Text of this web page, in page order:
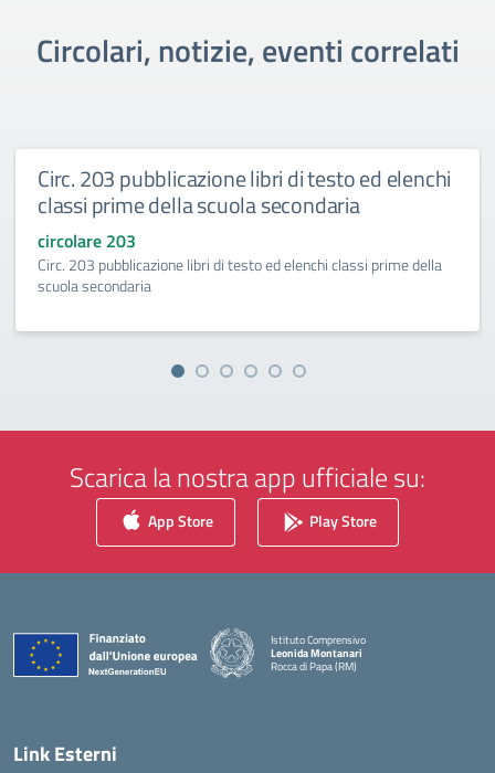
Circolari, notizie, eventi correlati
Circ. 203 pubblicazione libri di testo ed elenchi
classi prime della scuola secondaria
circolare 203
Circ. 203 pubblicazione libri di testo ed elenchi classi prime della
scuola secondaria
Scarica la nostra app ufficiale su:
App Store Play Store
Istituto Comprensivo
Leonida Montanari
Rocca di Papa (RM)
— Visita la pagina iniziale della scuola
Link Esterni